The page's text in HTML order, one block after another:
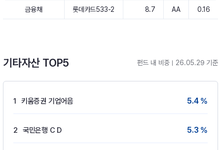
금융채 롯데카드533-2 8.7 AA 0.16
기타자산 TOP5 펀드 내 비중 26.05.29 기준
1 키움증권 기업어음 5.4 %
2 국민은행 C D 5.3 %